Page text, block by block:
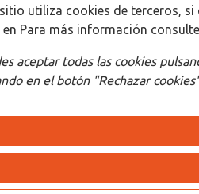
utiliza cookies de terceros,
Para más información
aceptar todas las cookies
en el botón "Rechazar